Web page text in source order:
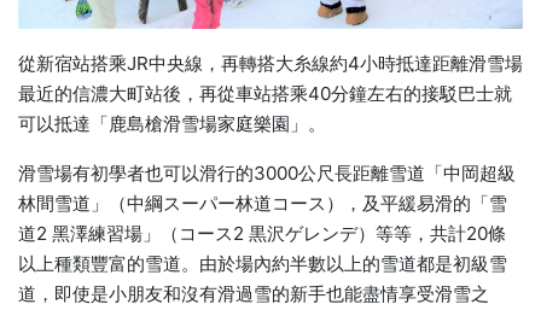
從新宿站搭乘JR中央線，再轉搭大糸線約4小時抵達距離滑雪場
最近的信濃大町站後，再從車站搭乘40分鐘左右的接駁巴士就
可以抵達「鹿島槍滑雪場家庭樂園」。
滑雪場有初學者也可以滑行的3000公尺長距離雪道「中岡超級
林間雪道」（中綱スーパー林道コース），及平緩易滑的「雪
道2 黑澤練習場」（コース2 黒沢ゲレンデ）等等，共計20條
以上種類豐富的雪道。由於場內約半數以上的雪道都是初級雪
道，即使是小朋友和沒有滑過雪的新手也能盡情享受滑雪之